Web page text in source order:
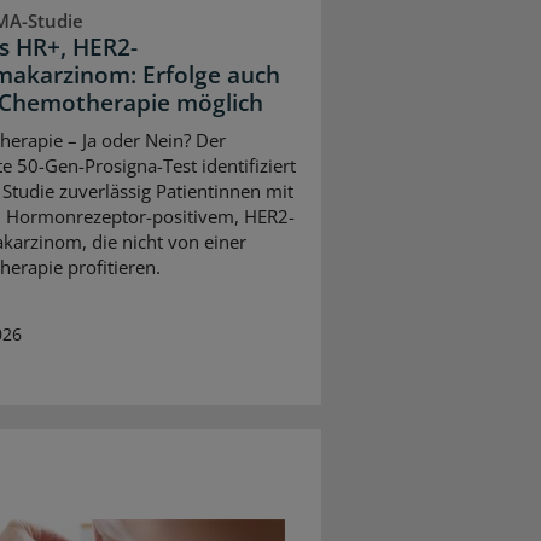
Studie
HR+, HER2-
Erfolge auch
möglich
– Ja oder Nein? Der
50-Gen-Prosigna-Test identifiziert
zuverlässig Patientinnen mit
positivem, HER2-
die nicht von einer
profitieren.